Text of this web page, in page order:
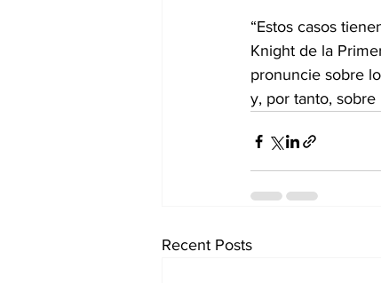
“Estos casos
Knight de la
pronuncie sobre
y, por tanto,
Recent Posts